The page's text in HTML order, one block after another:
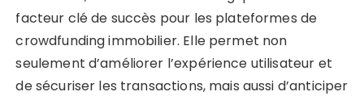
facteur clé de succès pour les plateformes de
crowdfunding immobilier. Elle permet non
seulement d’améliorer l’expérience utilisateur et
de sécuriser les transactions, mais aussi d’anticiper